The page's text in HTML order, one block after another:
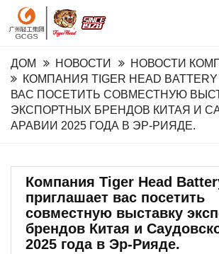
ДОМ НОВОСТИ
НОВОСТИ
КОМПАНИЯ TIGER HEAD
ВАС ПОСЕТИТЬ СОВМЕСТНУЮ
ЭКСПОРТНЫХ БРЕНДОВ КИТАЯ И
АРАВИИ 2025 ГОДА В ЭР-РИЯДЕ.
Компания Tiger Head
приглашает вас посетить
совместную выставку
брендов Китая и
2025 года в Эр-Рияде.